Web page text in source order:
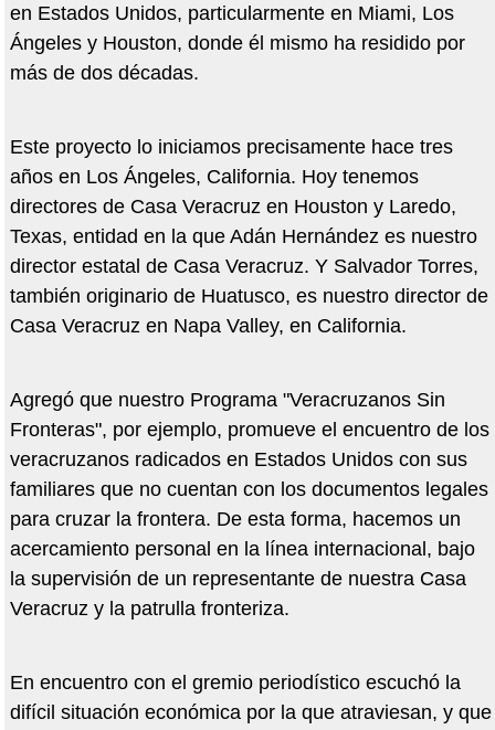
en Estados Unidos, particularmente en Miami, Los
Ángeles y Houston, donde él mismo ha residido por
más de dos décadas.
Este proyecto lo iniciamos precisamente hace tres
años en Los Ángeles, California. Hoy tenemos
directores de Casa Veracruz en Houston y Laredo,
Texas, entidad en la que Adán Hernández es nuestro
director estatal de Casa Veracruz. Y Salvador Torres,
también originario de Huatusco, es nuestro director de
Casa Veracruz en Napa Valley, en California.
Agregó que nuestro Programa "Veracruzanos Sin
Fronteras", por ejemplo, promueve el encuentro de los
veracruzanos radicados en Estados Unidos con sus
familiares que no cuentan con los documentos legales
para cruzar la frontera. De esta forma, hacemos un
acercamiento personal en la línea internacional, bajo
la supervisión de un representante de nuestra Casa
Veracruz y la patrulla fronteriza.
En encuentro con el gremio periodístico escuchó la
difícil situación económica por la que atraviesan, y que